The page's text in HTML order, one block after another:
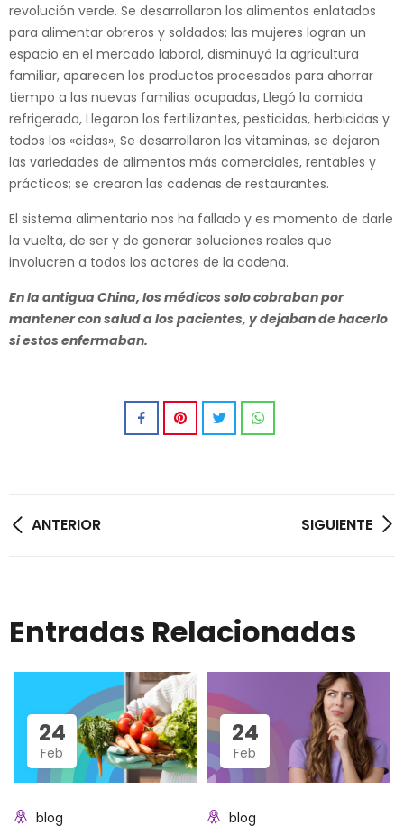
revolución verde. Se desarrollaron los alimentos enlatados
para alimentar obreros y soldados; las mujeres logran un
espacio en el mercado laboral, disminuyó la agricultura
familiar, aparecen los productos procesados para ahorrar
tiempo a las nuevas familias ocupadas, Llegó la comida
refrigerada, Llegaron los fertilizantes, pesticidas, herbicidas y
todos los «cidas», Se desarrollaron las vitaminas, se dejaron
las variedades de alimentos más comerciales, rentables y
prácticos; se crearon las cadenas de restaurantes.
El sistema alimentario nos ha fallado y es momento de darle
la vuelta, de ser y de generar soluciones reales que
involucren a todos los actores de la cadena.
En la antigua China, los médicos solo cobraban por
mantener con salud a los pacientes, y dejaban de hacerlo
si estos enfermaban.
ANTERIOR SIGUIENTE
Entradas Relacionadas
24
Feb
blog
24
Feb
blog